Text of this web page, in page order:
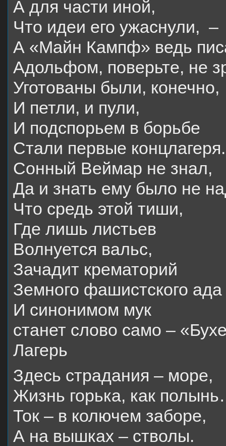
А для части иной,
Что идеи его ужаснули, –
А «Майн Кампф» ведь
Адольфом, поверьте, не
Уготованы были, конечно,
И петли, и пули,
И подспорьем в борьбе
Стали первые концлагеря.
Сонный Веймар не знал,
Да и знать ему было не
Что средь этой тиши,
Где лишь листьев
Волнуется вальс,
Зачадит крематорий
Земного фашистского ада
И синонимом мук
станет слово само –
Лагерь
Здесь страдания – море,
Жизнь горька, как
Ток – в колючем заборе,
А на вышках – стволы.